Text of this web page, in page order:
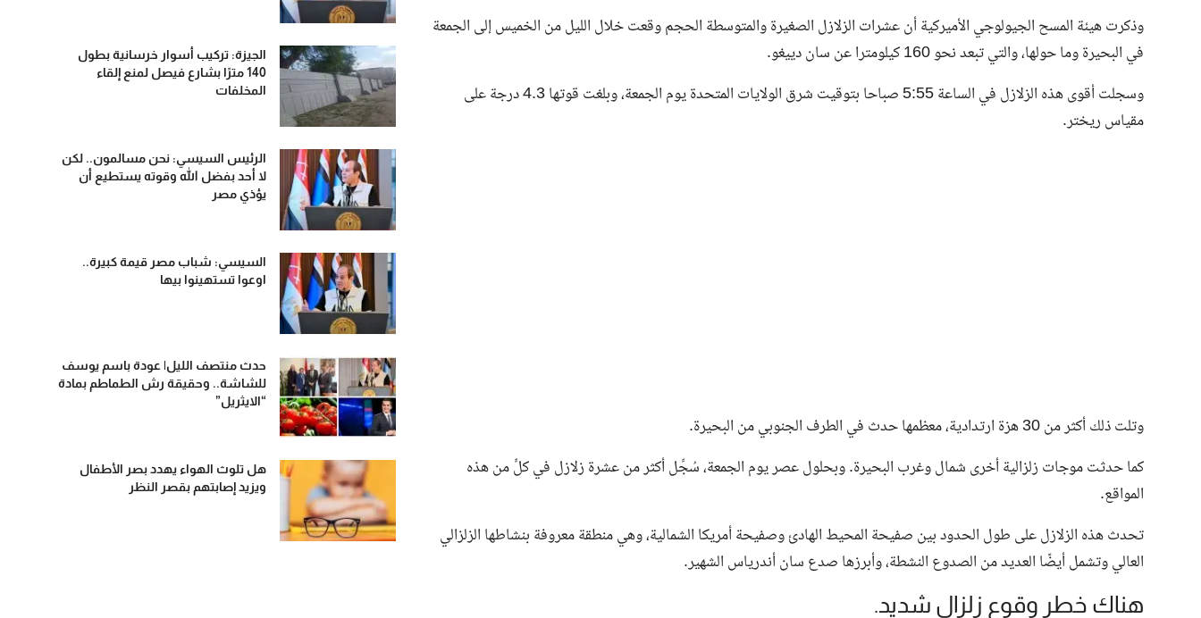
وذكرت هيئة المسح الجيولوجي الأميركية أن عشرات الزلازل الصغيرة والمتوسطة الحجم وقعت خلال الليل من الخميس إلى الجمعة
في البحيرة وما حولها، والتي تبعد نحو 160 كيلومترا عن سان دييغو.
وسجلت أقوى هذه الزلازل في الساعة 5:55 صباحا بتوقيت شرق الولايات المتحدة يوم الجمعة، وبلغت قوتها 4.3 درجة على
مقياس ريختر.
وتلت ذلك أكثر من 30 هزة ارتدادية، معظمها حدث في الطرف الجنوبي من البحيرة.
كما حدثت موجات زلزالية أخرى شمال وغرب البحيرة. وبحلول عصر يوم الجمعة، سُجِّل أكثر من عشرة زلازل في كلٍّ من هذه
المواقع.
تحدث هذه الزلازل على طول الحدود بين صفيحة المحيط الهادئ وصفيحة أمريكا الشمالية، وهي منطقة معروفة بنشاطها الزلزالي
العالي وتشمل أيضًا العديد من الصدوع النشطة، وأبرزها صدع سان أندرياس الشهير.
هناك خطر وقوع زلزال شديد.
الجيزة: تركيب أسوار خرسانية بطول
140 مترًا بشارع فيصل لمنع إلقاء
المخلفات
الرئيس السيسي: نحن مسالمون.. لكن
لا أحد بفضل الله وقوته يستطيع أن
يؤذي مصر
السيسي: شباب مصر قيمة كبيرة..
اوعوا تستهينوا بيها
حدث منتصف الليل| عودة باسم يوسف
للشاشة.. وحقيقة رش الطماطم بمادة
“الايثريل”
هل تلوث الهواء يهدد بصر الأطفال
ويزيد إصابتهم بقصر النظر